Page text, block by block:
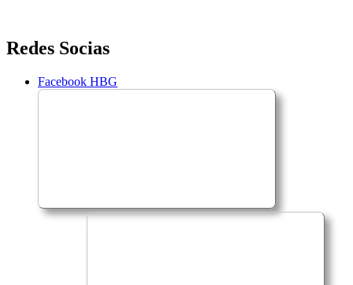
Saltar
para
conteúdo
Redes Socias
Facebook HBG